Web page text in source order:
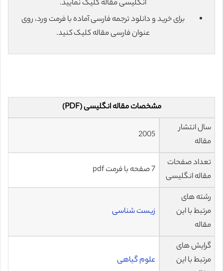
انگلیسی مقاله کلیک نمایید.
برای خرید و دانلود ترجمه فارسی آماده با فرمت ورد، روی
عنوان فارسی مقاله کلیک کنید.
مشخصات مقاله انگلیسی (PDF)
سال انتشار
مقاله
2005
تعداد صفحات
مقاله انگلیسی
7 صفحه با فرمت pdf
رشته های
مرتبط با این
مقاله
زیست شناسی
گرایش های
مرتبط با این
علوم گیاهی